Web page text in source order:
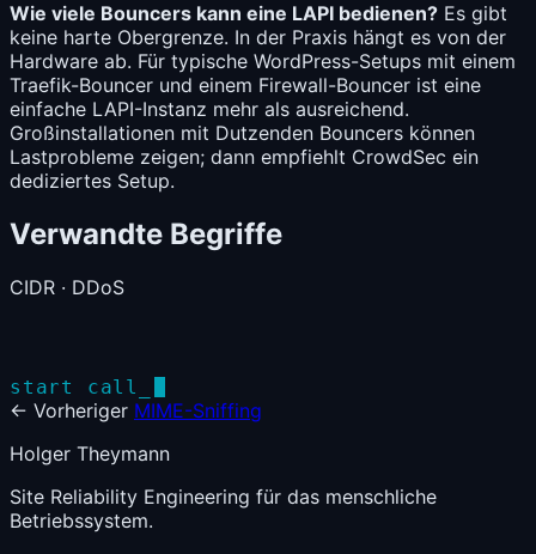
Wie viele Bouncers kann eine LAPI bedienen? Es gibt
keine harte Obergrenze. In der Praxis hängt es von der
Hardware ab. Für typische WordPress-Setups mit einem
Traefik-Bouncer und einem Firewall-Bouncer ist eine
einfache LAPI-Instanz mehr als ausreichend.
Großinstallationen mit Dutzenden Bouncers können
Lastprobleme zeigen; dann empfiehlt CrowdSec ein
dediziertes Setup.
Verwandte Begriffe
CIDR · DDoS
start call_
← Vorheriger MIME-Sniffing
Holger Theymann
Site Reliability Engineering für das menschliche
Betriebssystem.